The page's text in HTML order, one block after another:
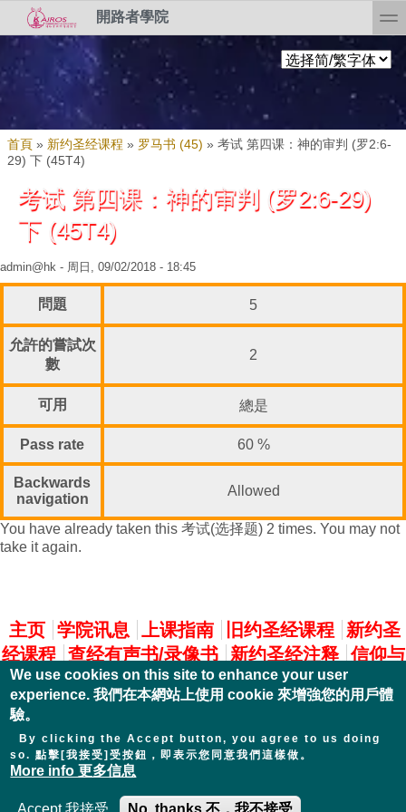
移至主內容
Skip to search
開路者學院
您在這裡
首頁 » 新约圣经课程 » 罗马书 (45) »考试 第四课：神的审判 (罗2:6-
29) 下 (45T4)
考试 第四课：神的审判 (罗2:6-29)
下 (45T4)
admin@hk - 周日, 09/02/2018 - 18:45
問題 5
允許的嘗試次
數
2
可用 總是
Pass rate 60 %
Backwards
navigation
Allowed
You have already taken this 考试(选择题) 2 times. You may not
take it again.
主選單
主页 学院讯息 上课指南 旧约圣经课程
新约圣
经课程
查经有声书/录像书 新约圣经注释 信仰与
实践
We use cookies on this site to enhance your user
experience. 我們在本網站上使用 cookie 來增強您的用戶體
驗。
By clicking the Accept button, you agree to us doing
so. 點擊[我接受]受按鈕，即表示您同意我們這樣做。
More info 更多信息
Accept 我接受 No, thanks 不，我不接受